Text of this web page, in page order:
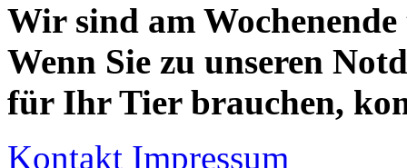
Wir sind am
Wenn Sie zu unseren
für Ihr Tier brauchen,
Kontakt Impressum